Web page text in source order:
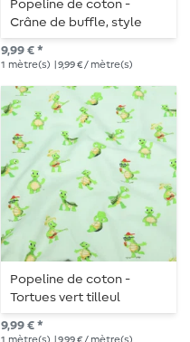
Popeline de coton -
Crâne de buffle, style
bohème, Vert foncé
9,99 € *
1 mètre(s) | 9,99 € / mètre(s)
Popeline de coton -
Tortues vert tilleul
9,99 € *